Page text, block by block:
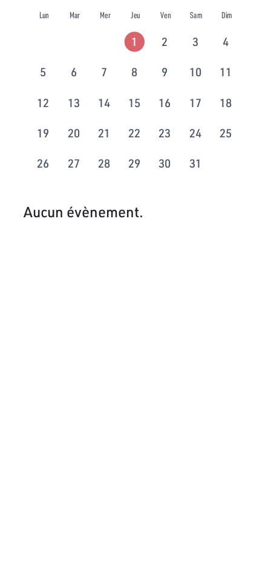
Lun Mar Mer Jeu Ven Sam Dim
1 2 3 4
5 6 7 8 9 10 11
12 13 14 15 16 17 18
19 20 21 22 23 24 25
26 27 28 29 30 31
Aucun évènement.